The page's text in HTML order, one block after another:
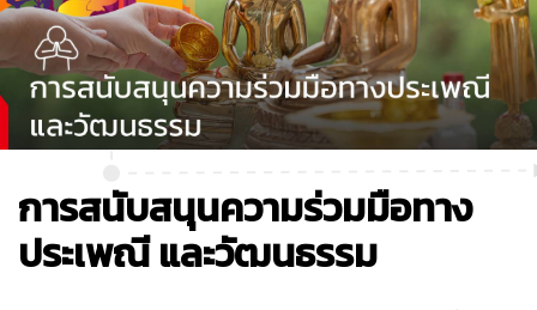
การสนับสนุนความร่วมมือทาง
ประเพณี และวัฒนธรรม